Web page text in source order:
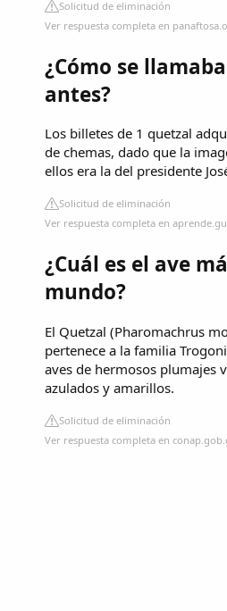
Solicitud de eliminación
Ver respuesta completa en
¿Cómo se
antes?
Los billetes de 1 quetzal
de chemas, dado que la
ellos era la del presidente
Solicitud de eliminación
Ver respuesta completa en
¿Cuál es el ave
mundo?
El Quetzal (Pharomachrus
pertenece a la familia
aves de hermosos plumajes
azulados y amarillos.
Solicitud de eliminación
Ver respuesta completa en